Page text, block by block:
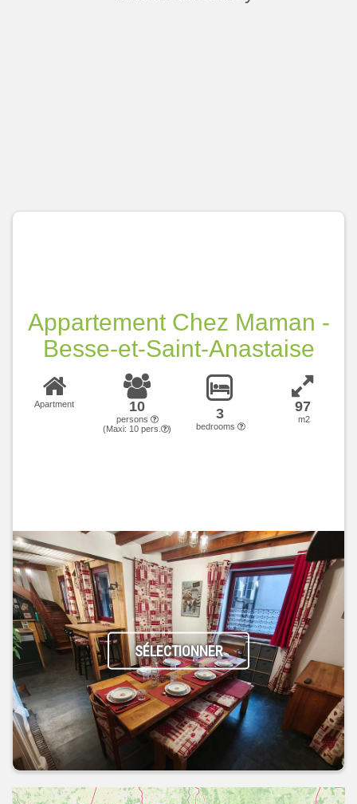
Appartement Chez Maman -
Besse-et-Saint-Anastaise
Apartment 10
persons
(Maxi: 10 pers. )
3
bedrooms
97
m2
SÉLECTIONNER